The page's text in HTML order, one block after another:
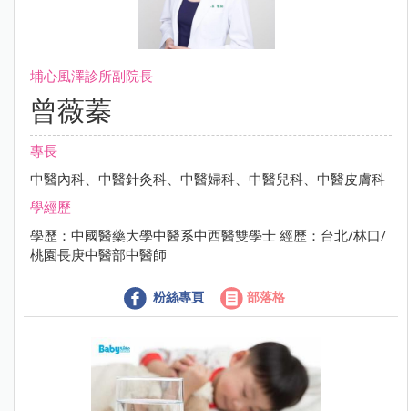
埔心風澤診所副院長
曾薇蓁
專長
中醫內科、中醫針灸科、中醫婦科、中醫兒科、中醫皮膚科
學經歷
學歷：中國醫藥大學中醫系中西醫雙學士 經歷：台北/林口/
桃園長庚中醫部中醫師
粉絲專頁 部落格